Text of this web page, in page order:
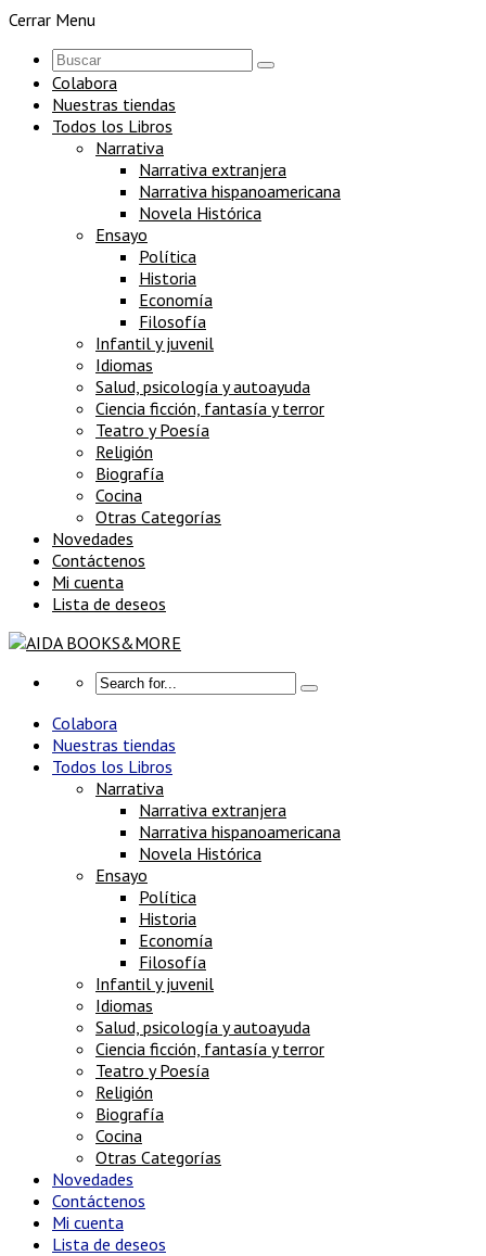
Cerrar Menu
Colabora
Nuestras tiendas
Todos los Libros
Narrativa
Narrativa extranjera
Narrativa hispanoamericana
Novela Histórica
Ensayo
Política
Historia
Economía
Filosofía
Infantil y juvenil
Idiomas
Salud, psicología y autoayuda
Ciencia ficción, fantasía y terror
Teatro y Poesía
Religión
Biografía
Cocina
Otras Categorías
Novedades
Contáctenos
Mi cuenta
Lista de deseos
Colabora
Nuestras tiendas
Todos los Libros
Narrativa
Narrativa extranjera
Narrativa hispanoamericana
Novela Histórica
Ensayo
Política
Historia
Economía
Filosofía
Infantil y juvenil
Idiomas
Salud, psicología y autoayuda
Ciencia ficción, fantasía y terror
Teatro y Poesía
Religión
Biografía
Cocina
Otras Categorías
Novedades
Contáctenos
Mi cuenta
Lista de deseos